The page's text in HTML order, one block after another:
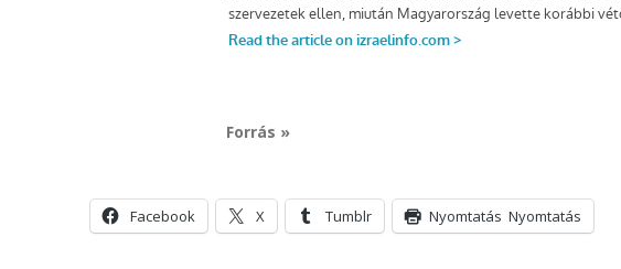
Forrás »
Facebook X Tumblr Nyomtatás Nyomtatás